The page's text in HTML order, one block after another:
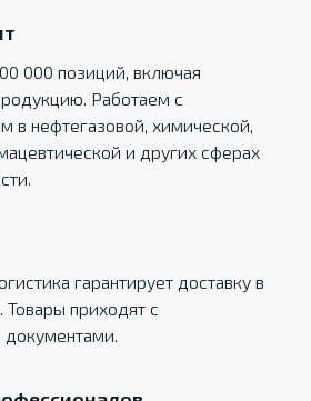
000 позиций, включая
Работаем с
в нефтегазовой, химической,
и других сферах
гарантирует доставку в
приходят с